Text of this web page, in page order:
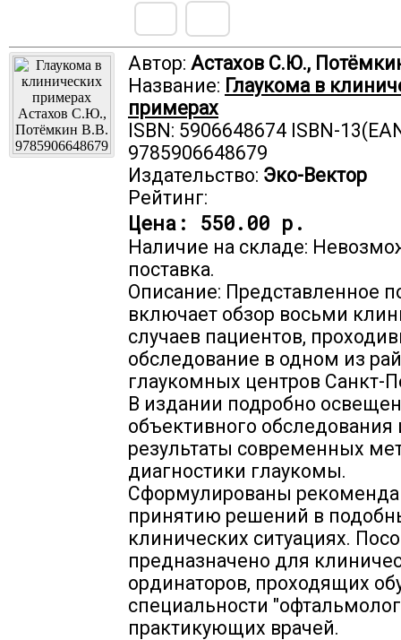
Автор: Астахов С.Ю.,
Название: Глаукома в
примерах
ISBN: 5906648674 ISBN-
9785906648679
Издательство: Эко-Вектор
Рейтинг:
Цена: 550.00 р.
Наличие на складе:
поставка.
Описание: Представленное
включает обзор восьми
случаев пациентов,
обследование в одном из
глаукомных центров Санкт-
В издании подробно
объективного обследования
результаты современных
диагностики глаукомы.
Сформулированы
принятию решений в
клинических ситуациях.
предназначено для
ординаторов, проходящих
специальности
практикующих врачей.